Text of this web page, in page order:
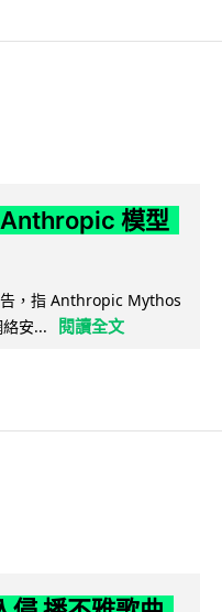
模型
，指 Anthropic Mythos
安...
閱讀全文